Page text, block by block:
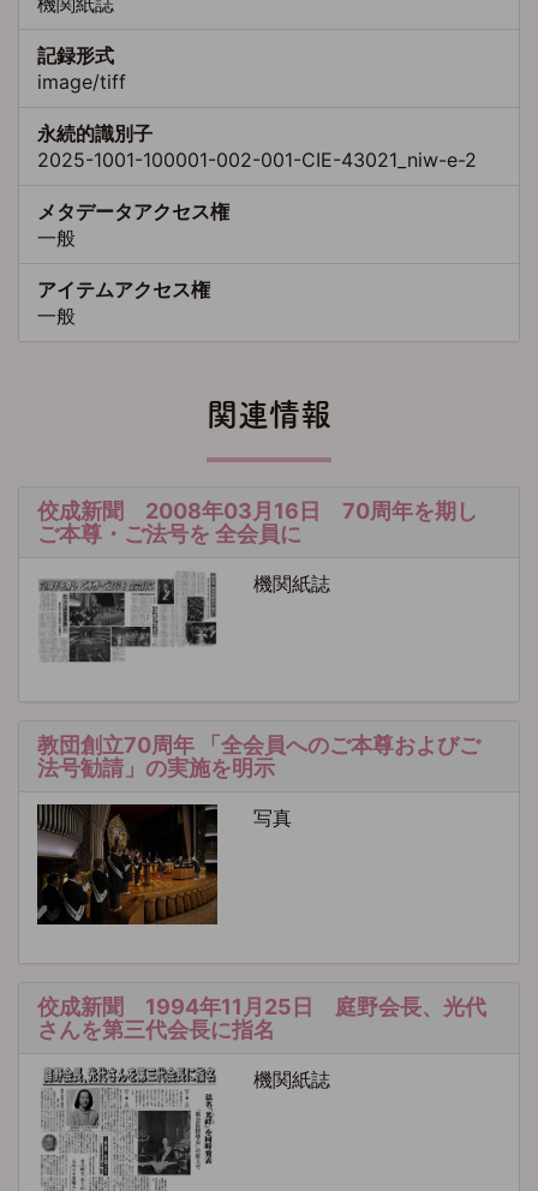
記録形式
image/tiff
永続的識別子
2025-1001-100001-002-001-CIE-43021_niw-e-2
メタデータアクセス権
一般
アイテムアクセス権
一般
関連情報
佼成新聞 2008年03月16日 70周年を期し
ご本尊・ご法号を 全会員に
機関紙誌
教団創立70周年 「全会員へのご本尊およびご
法号勧請」の実施を明示
写真
佼成新聞 1994年11月25日 庭野会長、光代
さんを第三代会長に指名
機関紙誌